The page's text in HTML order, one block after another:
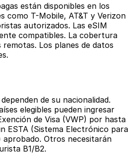
están disponibles en los
como T-Mobile, AT&T y Verizon
autorizados. Las eSIM
compatibles. La cobertura
remotas. Los planes de datos
de su nacionalidad.
elegibles pueden ingresar
de Visa (VWP) por hasta
ESTA (Sistema Electrónico para
aprobado. Otros necesitarán
B1/B2.